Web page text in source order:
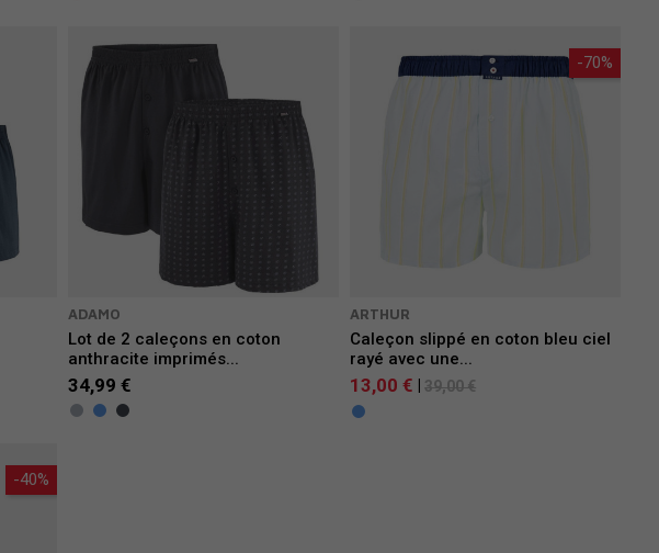
ADAMO
Lot de 2 caleçons en coton
anthracite imprimés...
34,99 €
-70%
ARTHUR
Caleçon slippé en coton bleu ciel
rayé avec une...
13,00 € 39,00 €
-40%